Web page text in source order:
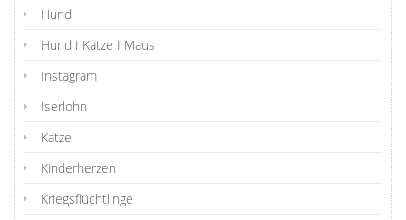
Hund
Hund I Katze I Maus
Instagram
Iserlohn
Katze
Kinderherzen
Kriegsflüchtlinge